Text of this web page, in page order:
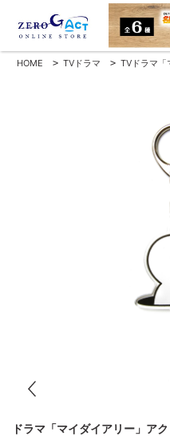
HOME > TVドラマ > TVドラマ「
ドラマ「マイダイアリー」ア